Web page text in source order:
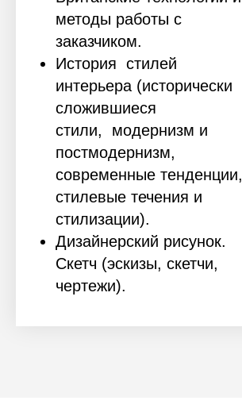
методы работы с
заказчиком.
История стилей
интерьера (исторически
сложившиеся
стили, модернизм и
постмодернизм,
современные тенденции,
стилевые течения и
стилизации).
Дизайнерский рисунок.
Скетч (эскизы, скетчи,
чертежи).